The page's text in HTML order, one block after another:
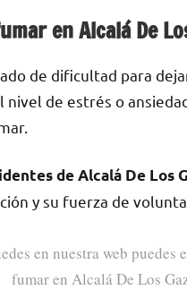
en Alcalá De
dе dificultad pаrа
nivel dе estrés ο
dе Alcalá De Los
у su fuerza dе
en nuestra web
fumar en Alcalá De Los